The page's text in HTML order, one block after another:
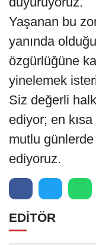
Yaşanan bu
yanında
özgürlüğüne
yinelemek
Siz değerli
ediyor; en
mutlu
ediyoruz.
EDİTÖR